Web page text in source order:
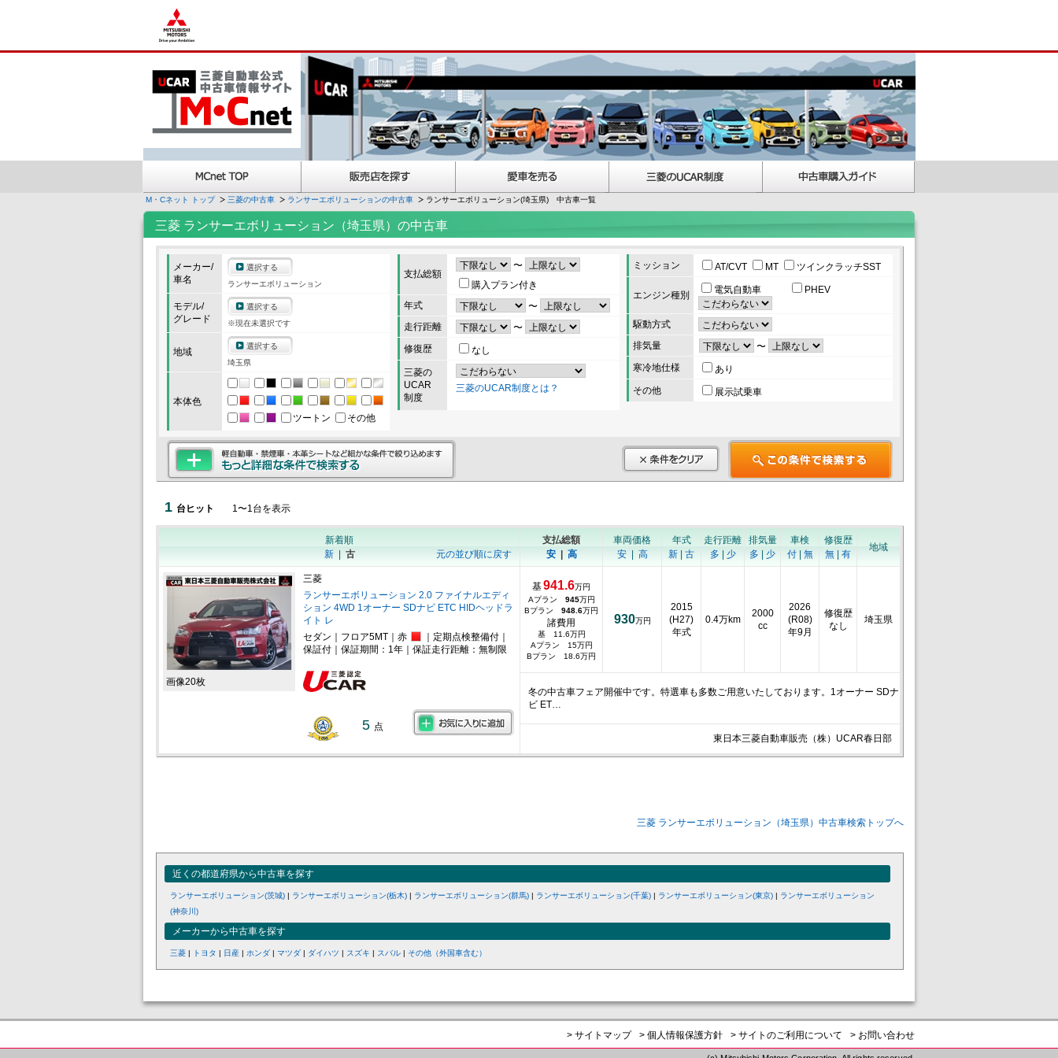
M・Cネット トップ 三菱の中古車 ランサーエボリューションの中古車 ランサーエボリューション(埼玉県) 中古車一覧
三菱 ランサーエボリューション（埼玉県）の中古車
メーカー/
車名
選択する
ランサーエボリューション
モデル/
グレード
選択する
※現在未選択です
地域
選択する
埼玉県
本体色
ツートン
その他
支払総額
〜
購入プラン付き
年式
〜
走行距離
〜
修復歴
なし
三菱の
UCAR
制度
三菱のUCAR制度とは？
ミッション AT/CVT MT ツインクラッチSST
エンジン種別 電気自動車 PHEV
駆動方式
排気量
〜
寒冷地仕様
あり
その他
展示試乗車
1 台ヒット 1〜1台を表示
新着順
新| 古 元の並び順に戻す
支払総額
安| 高
車両価格
安| 高
年式
新
古
走行距離
多
少
排気量
多
少
車検
付| 無
修復歴
無
有
地域
画像20枚
三菱
ランサーエボリューション 2.0 ファイナルエディ
ション 4WD 1オーナー SDナビ ETC HIDヘッドラ
イト レ
セダン｜フロア5MT｜赤
｜定期点検整備付｜
保証付｜保証期間：1年｜保証走行距離：無制限
5 点
基941.6万円
Aプラン 945万円
Bプラン 948.6万円
諸費用
基 11.6万円
Aプラン 15万円
Bプラン 18.6万円
930万円
2015
(H27)
年式
0.4万km
2000
cc
2026
(R08)
年9月
修復歴
なし
埼玉県
冬の中古車フェア開催中です。特選車も多数ご用意いたしております。1オーナー SDナ
ビ ET…
東日本三菱自動車販売（株）UCAR春日部
三菱 ランサーエボリューション（埼玉県）中古車検索トップへ
近くの都道府県から中古車を探す
ランサーエボリューション(茨城) | ランサーエボリューション(栃木) | ランサーエボリューション(群馬) | ランサーエボリューション(千葉) | ランサーエボリューション(東京) | ランサーエボリューション
(神奈川)
メーカーから中古車を探す
三菱 | トヨタ | 日産 | ホンダ | マツダ | ダイハツ | スズキ | スバル | その他（外国車含む）
> サイトマップ > 個人情報保護方針 > サイトのご利用について > お問い合わせ